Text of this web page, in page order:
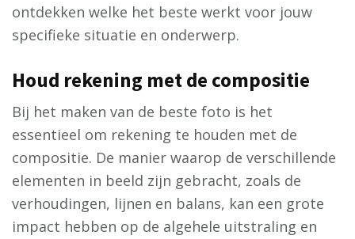
ontdekken welke het beste werkt voor jouw
specifieke situatie en onderwerp.
Houd rekening met de compositie
Bij het maken van de beste foto is het
essentieel om rekening te houden met de
compositie. De manier waarop de verschillende
elementen in beeld zijn gebracht, zoals de
verhoudingen, lijnen en balans, kan een grote
impact hebben op de algehele uitstraling en